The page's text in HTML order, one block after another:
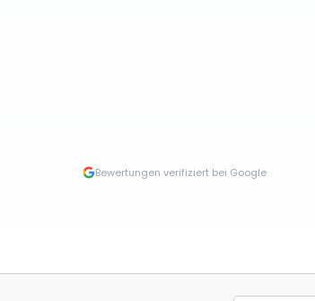
Bewertungen verifiziert bei Google